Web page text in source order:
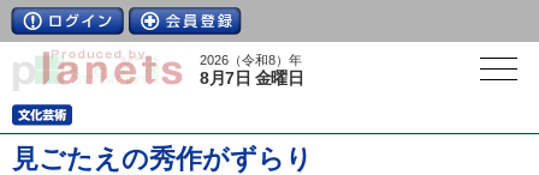
2026（令和8）年
8月7日 金曜日
見ごたえの秀作がずらり